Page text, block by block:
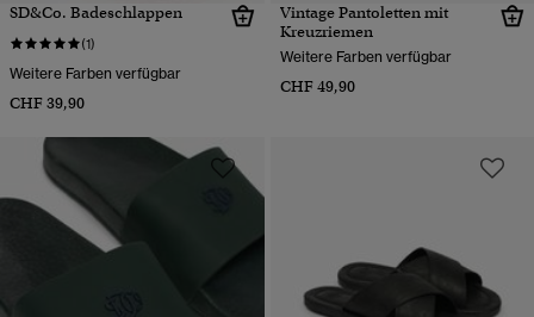
SD&Co. Badeschlappen
(1)
Weitere Farben verfügbar
CHF 39,90
Vintage Pantoletten mit
Kreuzriemen
Weitere Farben verfügbar
CHF 49,90